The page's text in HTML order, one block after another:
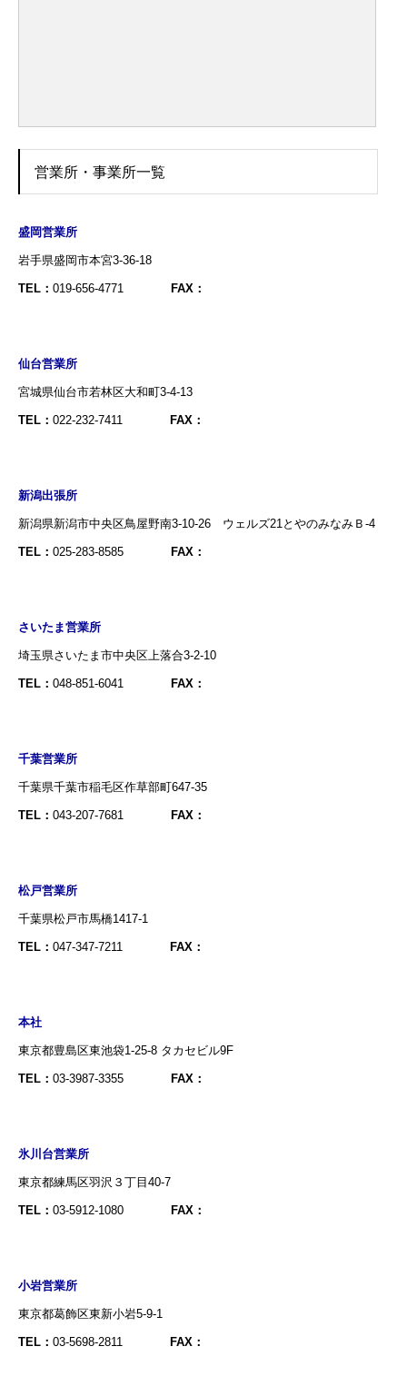
営業所・事業所一覧
盛岡営業所
岩手県盛岡市本宮3-36-18
TEL： 019-656-4771 FAX：
仙台営業所
宮城県仙台市若林区大和町3-4-13
TEL： 022-232-7411 FAX：
新潟出張所
新潟県新潟市中央区鳥屋野南3-10-26 ウェルズ21とやのみなみＢ-4
TEL： 025-283-8585 FAX：
さいたま営業所
埼玉県さいたま市中央区上落合3-2-10
TEL： 048-851-6041 FAX：
千葉営業所
千葉県千葉市稲毛区作草部町647-35
TEL： 043-207-7681 FAX：
松戸営業所
千葉県松戸市馬橋1417-1
TEL： 047-347-7211 FAX：
本社
東京都豊島区東池袋1-25-8 タカセビル9F
TEL： 03-3987-3355 FAX：
氷川台営業所
東京都練馬区羽沢３丁目40-7
TEL： 03-5912-1080 FAX：
小岩営業所
東京都葛飾区東新小岩5-9-1
TEL： 03-5698-2811 FAX：